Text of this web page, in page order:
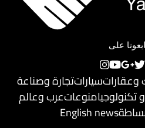
على
وعقاراتسياراتتجارة وصناعة
تكنولوجيامنوعاتعرب وعالم
English news